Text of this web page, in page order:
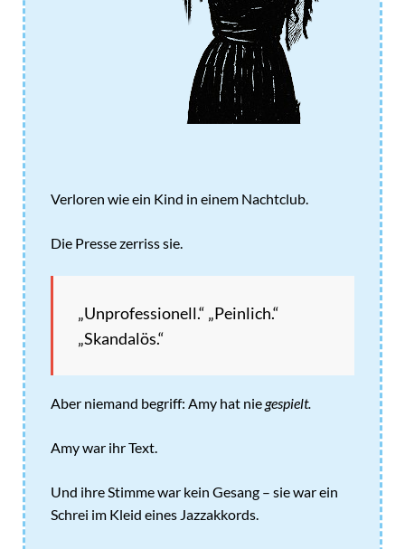
Verloren wie ein Kind in einem Nachtclub.
Die Presse zerriss sie.
„Unprofessionell.“ „Peinlich.“
„Skandalös.“
Aber niemand begriff: Amy hat niegespielt.
Amy war ihr Text.
Und ihre Stimme war kein Gesang – sie war ein
Schrei im Kleid eines Jazzakkords.